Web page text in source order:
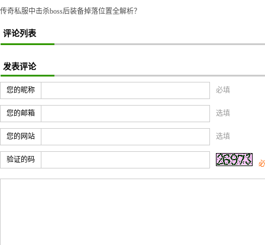
传奇私服中击杀boss后装备掉落位置全解析？
评论列表
发表评论
您的昵称 必填
您的邮箱 选填
您的网站 选填
验证的码